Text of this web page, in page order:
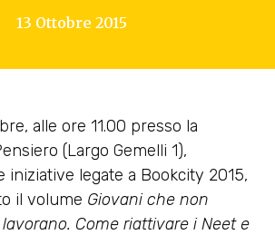
13 Ottobre 2015
alle ore 11.00 presso la
(Largo Gemelli 1),
iniziative legate a Bookcity 2015,
il volume Giovani che non
Come riattivare i Neet e